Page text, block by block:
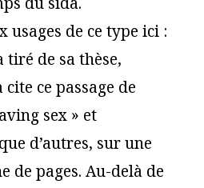
usages de ce type ici :
tiré de sa thèse,
ce passage de
sex » et
d’autres, sur une
de pages. Au-delà de